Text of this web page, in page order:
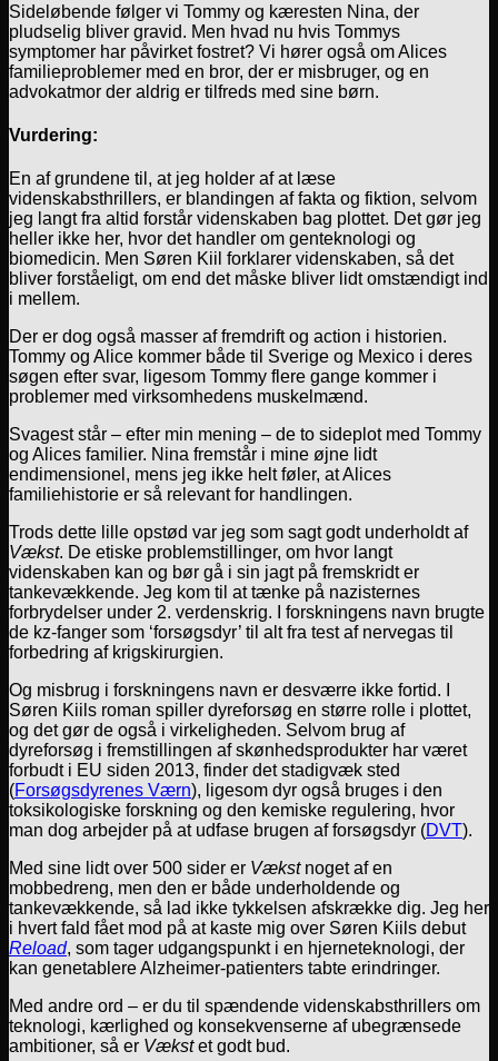
Sideløbende følger vi Tommy og kæresten Nina, der
pludselig bliver gravid. Men hvad nu hvis Tommys
symptomer har påvirket fostret? Vi hører også om Alices
familieproblemer med en bror, der er misbruger, og en
advokatmor der aldrig er tilfreds med sine børn.
Vurdering:
En af grundene til, at jeg holder af at læse
videnskabsthrillers, er blandingen af fakta og fiktion, selvom
jeg langt fra altid forstår videnskaben bag plottet. Det gør jeg
heller ikke her, hvor det handler om genteknologi og
biomedicin. Men Søren Kiil forklarer videnskaben, så det
bliver forståeligt, om end det måske bliver lidt omstændigt ind
i mellem.
Der er dog også masser af fremdrift og action i historien.
Tommy og Alice kommer både til Sverige og Mexico i deres
søgen efter svar, ligesom Tommy flere gange kommer i
problemer med virksomhedens muskelmænd.
Svagest står – efter min mening – de to sideplot med Tommy
og Alices familier. Nina fremstår i mine øjne lidt
endimensionel, mens jeg ikke helt føler, at Alices
familiehistorie er så relevant for handlingen.
Trods dette lille opstød var jeg som sagt godt underholdt af
Vækst. De etiske problemstillinger, om hvor langt
videnskaben kan og bør gå i sin jagt på fremskridt er
tankevækkende. Jeg kom til at tænke på nazisternes
forbrydelser under 2. verdenskrig. I forskningens navn brugte
de kz-fanger som ‘forsøgsdyr’ til alt fra test af nervegas til
forbedring af krigskirurgien.
Og misbrug i forskningens navn er desværre ikke fortid. I
Søren Kiils roman spiller dyreforsøg en større rolle i plottet,
og det gør de også i virkeligheden. Selvom brug af
dyreforsøg i fremstillingen af skønhedsprodukter har været
forbudt i EU siden 2013, finder det stadigvæk sted
(Forsøgsdyrenes Værn), ligesom dyr også bruges i den
toksikologiske forskning og den kemiske regulering, hvor
man dog arbejder på at udfase brugen af forsøgsdyr (DVT).
Med sine lidt over 500 sider er Vækstnoget af en
mobbedreng, men den er både underholdende og
tankevækkende, så lad ikke tykkelsen afskrække dig. Jeg her
i hvert fald fået mod på at kaste mig over Søren Kiils debut
Reload, som tager udgangspunkt i en hjerneteknologi, der
kan genetablere Alzheimer-patienters tabte erindringer.
Med andre ord – er du til spændende videnskabsthrillers om
teknologi, kærlighed og konsekvenserne af ubegrænsede
ambitioner, så er Vækstet godt bud.